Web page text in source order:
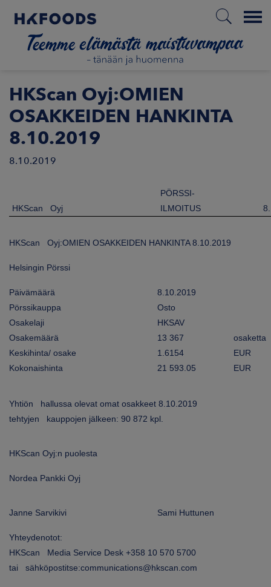
Menu
ETUSIVU
UUTISHUONE
HKScan Oyj:OMIEN
OSAKKEIDEN HANKINTA
8.10.2019
8.10.2019
HKScan Oyj
PÖRSSI-
ILMOITUS
HKScan Oyj:OMIEN OSAKKEIDEN HANKINTA 8.10.2019
Helsingin Pörssi
Päivämäärä
8.10.2019
Pörssikauppa
Osto
Osakelaji
HKSAV
Osakemäärä
13 367
osaketta
Keskihinta/ osake
1.6154
EUR
Kokonaishinta
21 593.05 EUR
Yhtiön hallussa olevat omat osakkeet 8.10.2019
tehtyjen kauppojen jälkeen: 90 872 kpl.
HKScan Oyj:n puolesta
Nordea Pankki Oyj
Janne Sarvikivi Sami Huttunen
Yhteydenotot:
HKScan Media Service Desk +358 10 570 5700
tai sähköpostitse:communications@hkscan.com